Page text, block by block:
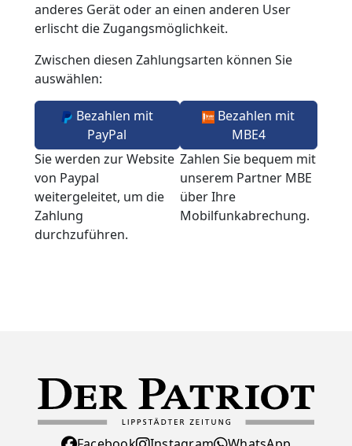
anderes Gerät oder an einen anderen User
erlischt die Zugangsmöglichkeit.
Zwischen diesen Zahlungsarten können Sie
auswählen:
Bezahlen mit
PayPal
Sie werden zur Website
von Paypal
weitergeleitet, um die
Zahlung
durchzuführen.
Bezahlen mit
MBE4
Zahlen Sie bequem mit
unserem Partner MBE
über Ihre
Mobilfunkabrechung.